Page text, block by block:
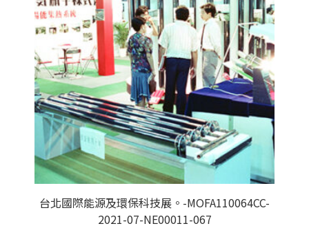
台北國際能源及環保科技展。-MOFA110064CC-
2021-07-NE00011-067